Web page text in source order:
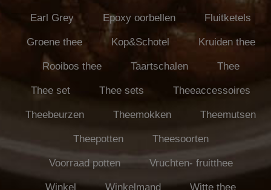
Earl Grey Epoxy oorbellen Fluitketels
Groene thee Kop&Schotel Kruiden thee
Rooibos thee Taartschalen Thee
Thee set Thee sets Theeaccessoires
Theebeurzen Theemokken Theemutsen
Theepotten Theesoorten
Voorraad potten Vruchten- fruitthee
Winkel Winkelmand Witte thee